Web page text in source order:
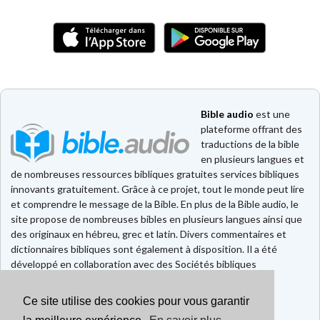
Ce site utilise des cookies pour vous garantir
Bible audio est une
plateforme offrant des
traductions de la bible
en plusieurs langues et
de nombreuses ressources bibliques gratuites services bibliques
innovants gratuitement. Grâce à ce projet, tout le monde peut lire
et comprendre le message de la Bible. En plus de la Bible audio, le
site propose de nombreuses bibles en plusieurs langues ainsi que
des originaux en hébreu, grec et latin. Divers commentaires et
dictionnaires bibliques sont également à disposition. Il a été
développé en collaboration avec des Sociétés bibliques
Faire un don